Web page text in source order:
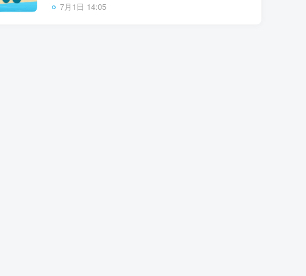
7月1日 14:05